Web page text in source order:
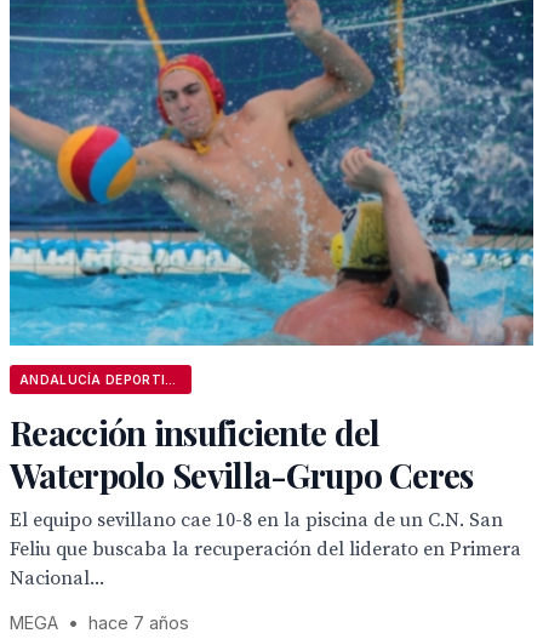
Reacción insuficiente del
Waterpolo Sevilla-Grupo Ceres
El equipo sevillano cae 10-8 en la piscina de un C.N. San
Feliu que buscaba la recuperación del liderato en Primera
Nacional...
MEGA • hace 7 años